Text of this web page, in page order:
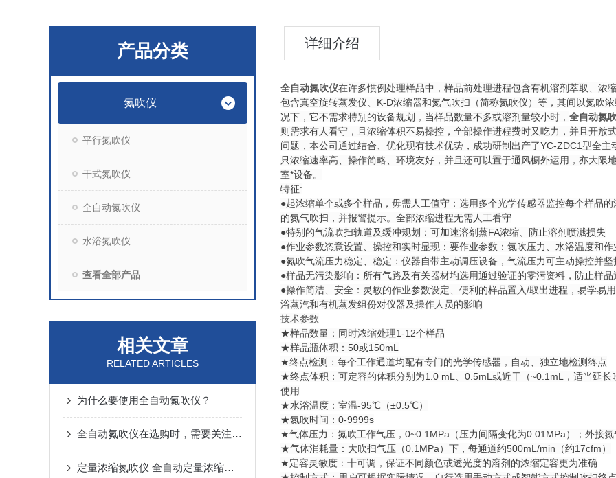
产品分类
氮吹仪
平行氮吹仪
干式氮吹仪
全自动氮吹仪
水浴氮吹仪
查看全部产品
相关文章
RELATED ARTICLES
为什么要使用全自动氮吹仪？
全自动氮吹仪在选购时，需要关注哪些方面？
定量浓缩氮吹仪 全自动定量浓缩仪 24位氮吹仪技术特点
详细介绍
全自动氮吹仪在许多惯例处理样品中，样品前处理进程包含有机溶剂萃取、浓
包含真空旋转蒸发仪、K-D浓缩器和氮气吹扫（简称氮吹仪）等，其间以氮吹
况下，它不需求特别的设备规划，当样品数量不多或溶剂量较小时， 全自动氮
则需求有人看守，且浓缩体积不易操控，全部操作进程费时又吃力，并且开
问题，本公司通过结合、优化现有技术优势，成功研制出产了YC-ZDC1型全主
只浓缩速率高、操作简略、环境友好，并且还可以置于通风橱外运用，亦大
室*设备。
特征:
●起浓缩单个或多个样品，毋需人工值守：选用多个光学传感器监控每个样品
的氮气吹扫，并报警提示。全部浓缩进程无需人工看守
●特别的气流吹扫轨道及缓冲规划：可加速溶剂蒸FA浓缩、防止溶剂喷溅损失
●作业参数恣意设置、操控和实时显现：要作业参数：氮吹压力、水浴温度和
●氮吹气流压力稳定、稳定：仪器自带主动调压设备，气流压力可主动操控并坚
●样品无污染影响：所有气路及有关器材均选用通过验证的零污资料，防止样
●操作简洁、安全：灵敏的作业参数设定、便利的样品置入/取出进程，易学易
浴蒸汽和有机蒸发组份对仪器及操作人员的影响
技术参数
★样品数量：同时浓缩处理1-12个样品
★样品瓶体积：50或150mL
★终点检测： 每个工作通道均配有专门的光学传感器，自动、独立地检测终点
★终点体积：可定容的体积分别为1.0 mL、0.5mL或近干（~0.1mL，适当延
使用
★水浴温度：室温-95℃（±0.5℃）
★氮吹时间：0-9999s
★气体压力： 氮吹工作气压，0~0.1MPa（压力间隔变化为0.01MPa）；外接
★气体消耗量：大吹扫气压（0.1MPa）下，每通道约500mL/min（约17cfm）
★定容灵敏度： 十可调，保证不同颜色或透光度的溶剂的浓缩定容更为准确